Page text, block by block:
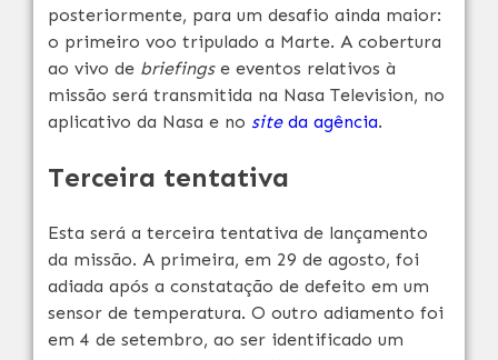
posteriormente, para um desafio ainda maior:
o primeiro voo tripulado a Marte. A cobertura
ao vivo de briefingse eventos relativos à
missão será transmitida na Nasa Television, no
aplicativo da Nasa e no siteda agência.
Terceira tentativa
Esta será a terceira tentativa de lançamento
da missão. A primeira, em 29 de agosto, foi
adiada após a constatação de defeito em um
sensor de temperatura. O outro adiamento foi
em 4 de setembro, ao ser identificado um